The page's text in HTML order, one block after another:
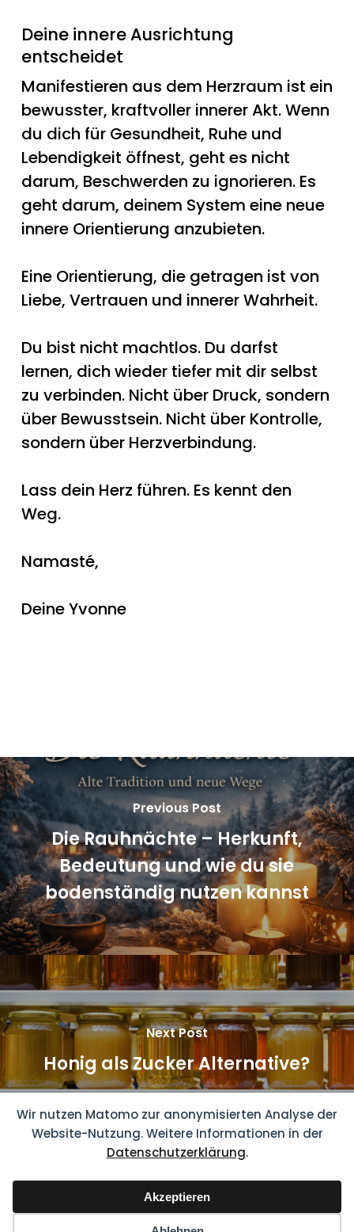
Wir nutzen Matomo zur anonymisierten Analyse der
Website-Nutzung. Weitere Informationen in der
Datenschutzerklärung.
Akzeptieren
Deine innere Ausrichtung
entscheidet
Manifestieren aus dem Herzraum ist ein
bewusster, kraftvoller innerer Akt. Wenn
du dich für Gesundheit, Ruhe und
Lebendigkeit öffnest, geht es nicht
darum, Beschwerden zu ignorieren. Es
geht darum, deinem System eine neue
innere Orientierung anzubieten.
Eine Orientierung, die getragen ist von
Liebe, Vertrauen und innerer Wahrheit.
Du bist nicht machtlos. Du darfst
lernen, dich wieder tiefer mit dir selbst
zu verbinden. Nicht über Druck, sondern
über Bewusstsein. Nicht über Kontrolle,
sondern über Herzverbindung.
Lass dein Herz führen. Es kennt den
Weg.
Namasté,
Deine Yvonne
Previous Post
Die Rauhnächte – Herkunft,
Bedeutung und wie du sie
bodenständig nutzen kannst
Next Post
Honig als Zucker Alternative?
© 2026 Prisma Heilung - Energiearbeit & ganzheitliche
Datenschutzerklärung